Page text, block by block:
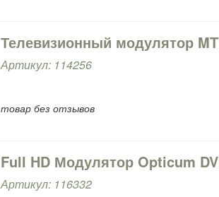
Телевизионный модулятор
Артикул: 114256
товар без отзывов
Full HD Модулятор Opticum
Артикул: 116332